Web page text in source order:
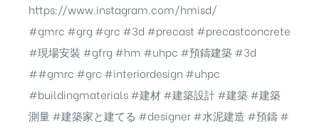
https://www.instagram.com/hmisd/
#gmrc #grg #grc #3d #precast #precastconcrete
#現場安裝 #gfrg #hm #uhpc #預鑄建築 #3d
##gmrc #grc #interiordesign #uhpc
#buildingmaterials #建材 #建築設計 #建築 #建築
測量 #建築家と建てる #designer #水泥建造 #預鑄 #